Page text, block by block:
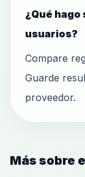
¿Qué
usuarios?
Compare
Guarde
proveedor.
Más sobre